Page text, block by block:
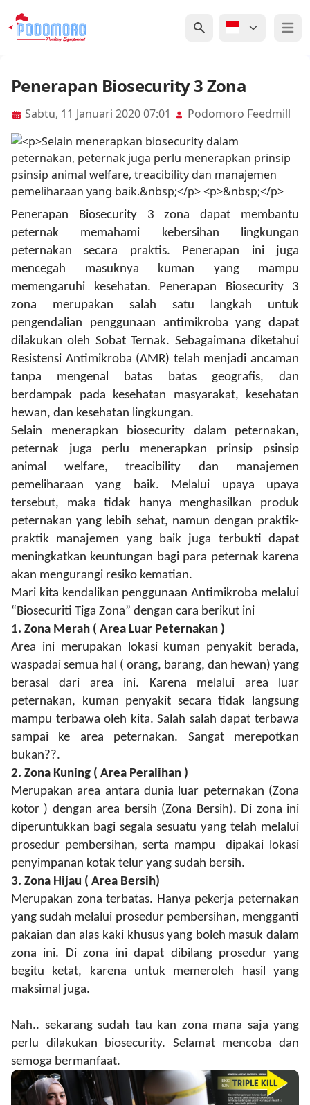
Open
Penerapan Biosecurity 3 Zona
Sabtu, 11 Januari 2020 07:01 Podomoro Feedmill
Penerapan Biosecurity 3 zona dapat membantu
peternak memahami kebersihan lingkungan
peternakan secara praktis. Penerapan ini juga
mencegah masuknya kuman yang mampu
memengaruhi kesehatan. Penerapan Biosecurity 3
zona merupakan salah satu langkah untuk
pengendalian penggunaan antimikroba yang dapat
dilakukan oleh Sobat Ternak. Sebagaimana diketahui
Resistensi Antimikroba (AMR) telah menjadi ancaman
tanpa mengenal batas batas geografis, dan
berdampak pada kesehatan masyarakat, kesehatan
hewan, dan kesehatan lingkungan.
Selain menerapkan biosecurity dalam peternakan,
peternak juga perlu menerapkan prinsip psinsip
animal welfare, treacibility dan manajemen
pemeliharaan yang baik. Melalui upaya upaya
tersebut, maka tidak hanya menghasilkan produk
peternakan yang lebih sehat, namun dengan praktik-
praktik manajemen yang baik juga terbukti dapat
meningkatkan keuntungan bagi para peternak karena
akan mengurangi resiko kematian.
Mari kita kendalikan penggunaan Antimikroba melalui
“Biosecuriti Tiga Zona” dengan cara berikut ini
1. Zona Merah ( Area Luar Peternakan )
Area ini merupakan lokasi kuman penyakit berada,
waspadai semua hal ( orang, barang, dan hewan) yang
berasal dari area ini. Karena melalui area luar
peternakan, kuman penyakit secara tidak langsung
mampu terbawa oleh kita. Salah salah dapat terbawa
sampai ke area peternakan. Sangat merepotkan
bukan??.
2. Zona Kuning ( Area Peralihan )
Merupakan area antara dunia luar peternakan (Zona
kotor ) dengan area bersih (Zona Bersih). Di zona ini
diperuntukkan bagi segala sesuatu yang telah melalui
prosedur pembersihan, serta mampu dipakai lokasi
penyimpanan kotak telur yang sudah bersih.
3. Zona Hijau ( Area Bersih)
Merupakan zona terbatas. Hanya pekerja peternakan
yang sudah melalui prosedur pembersihan, mengganti
pakaian dan alas kaki khusus yang boleh masuk dalam
zona ini. Di zona ini dapat dibilang prosedur yang
begitu ketat, karena untuk memeroleh hasil yang
maksimal juga.
Nah.. sekarang sudah tau kan zona mana saja yang
perlu dilakukan biosecurity. Selamat mencoba dan
semoga bermanfaat.